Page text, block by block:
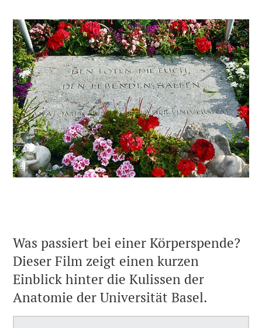
Was passiert bei einer Körperspende?
Dieser Film zeigt einen kurzen
Einblick hinter die Kulissen der
Anatomie der Universität Basel.